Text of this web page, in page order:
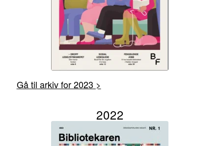
Gå til arkiv for 2023 >
2022